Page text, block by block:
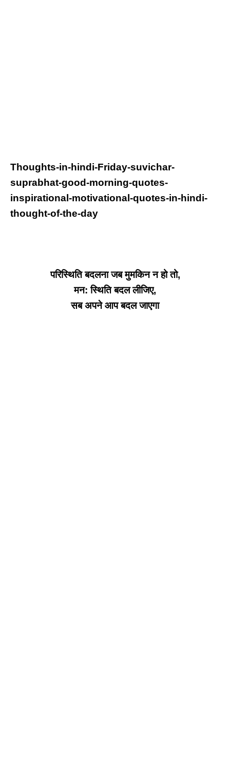
Thoughts-in-hindi-Friday-suvichar-
suprabhat-good-morning-quotes-
inspirational-motivational-quotes-in-hindi-
thought-of-the-day
परिस्थिति बदलना जब मुमकिन न हो तो,
मन: स्थिति बदल लीजिए,
सब अपने आप बदल जाएगा